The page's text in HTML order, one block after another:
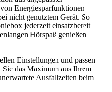
Energiesparfunktionen
nicht genutztem Gerät. So
jederzeit einsatzbereit
Hörspaß genießen
Einstellungen und passen
Sie das Maximum aus Ihrem
Ausfallzeiten beim